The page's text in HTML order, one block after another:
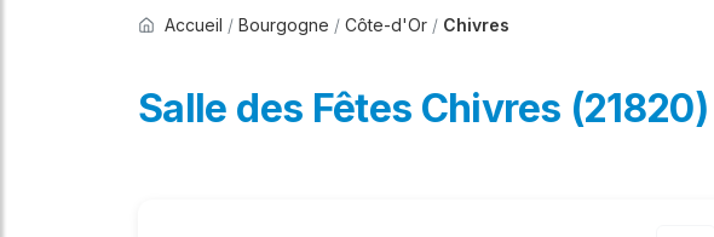
Accueil / Bourgogne / Côte-d'Or / Chivres
Salle des Fêtes Chivres (21820)